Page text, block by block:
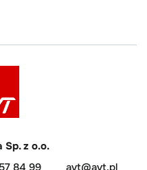
z o.o.
84 99
avt@avt.pl